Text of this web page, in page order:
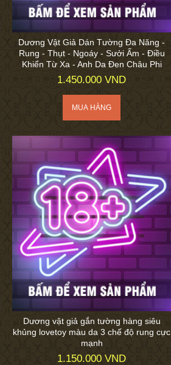
Dương Vật Giả Dán Tường Đa Năng -
Rung - Thụt - Ngoáy - Sưởi Ấm - Điều
Khiển Từ Xa - Anh Da Đen Châu Phi
1.450.000 VND
Dương vật giả gắn tường hàng siêu
khủng lovetoy màu da 3 chế độ rung cực
mạnh
1.150.000 VND